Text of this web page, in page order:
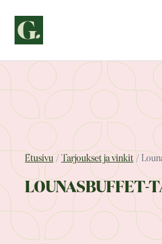
sisältöön
Etusivu Tarjoukset ja vinkit
LOUNASBUFFET-